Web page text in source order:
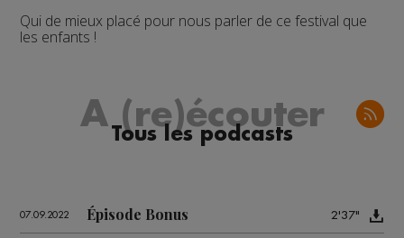
Qui de mieux placé pour nous parler de ce festival que
les enfants !
A (re)écouter
Tous les podcasts
07.09.2022 Épisode Bonus 2'37"